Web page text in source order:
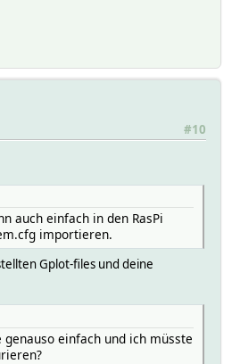
#10
auch einfach in den RasPi
importieren.
Gplot-files und deine
einfach und ich müsste